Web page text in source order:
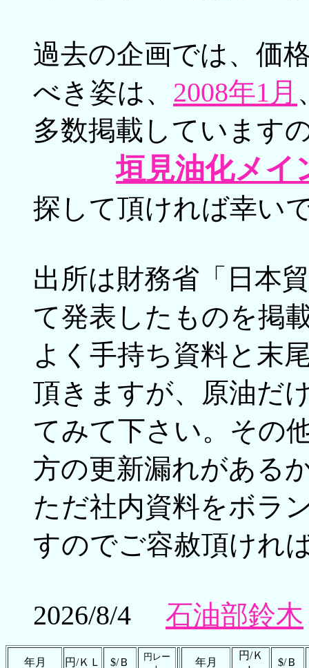
過去の企画では、価
べき姿は、 2008年1月
多数掲載しています
垣見油化メイ
探して頂ければ幸い
出所は財務省「日本
て発表したものを掲
よく手持ち資料と末
頂きますが、原油だ
てみて下さい。その
方の更新漏れがある
ただ社内資料をボラ
すのでご容赦頂けれ
2026/8/4 石油部鈴木
年月 円/ＫＬ $/Ｂ
円レー
年月
円/Ｋ
$/Ｂ